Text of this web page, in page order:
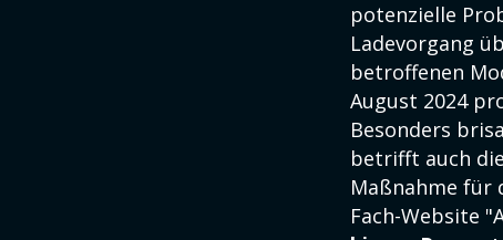
potenzielle
Ladevorgang
betroffenen
August 2024
Besonders
betrifft auch die
Maßnahme für
Fach-Website